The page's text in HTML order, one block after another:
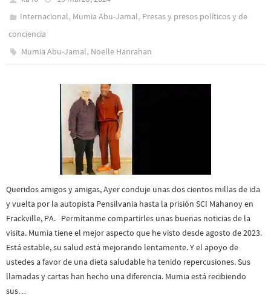
Internacional, Mumia Abu-Jamal, Presas y presos polí­ticos y de
conciencia
Mumia Abu-Jamal, Noelle Hanrahan
Queridos amigos y amigas, Ayer conduje unas dos cientos millas de ida
y vuelta por la autopista Pensilvania hasta la prisión SCI Mahanoy en
Frackville, PA. Permítanme compartirles unas buenas noticias de la
visita. Mumia tiene el mejor aspecto que he visto desde agosto de 2023.
Está estable, su salud está mejorando lentamente. Y el apoyo de
ustedes a favor de una dieta saludable ha tenido repercusiones. Sus
llamadas y cartas han hecho una diferencia. Mumia está recibiendo
sus…